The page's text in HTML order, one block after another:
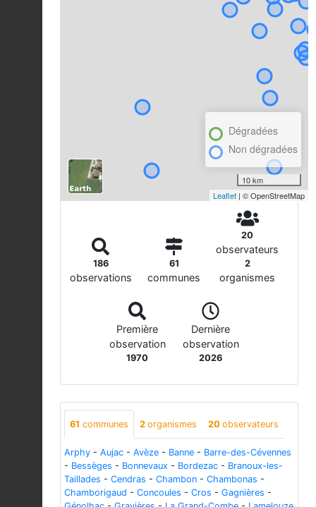
Dégradées
Non dégradées
10 km
Leaflet | © OpenStreetMap
186
observations
61
communes
20
observateurs
2
organismes
Première
observation
1970
Dernière
observation
2026
61 communes 2 organismes 20 observateurs
Arphy - Aujac - Avèze - Banne - Barre-des-Cévennes
- Bessèges - Bonnevaux - Bordezac - Branoux-les-
Taillades - Cendras - Chambon - Chambonas -
Chamborigaud - Concoules - Cros - Gagnières -